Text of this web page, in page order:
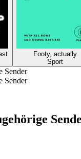
Footy, actually
Sport
Sender
Sender